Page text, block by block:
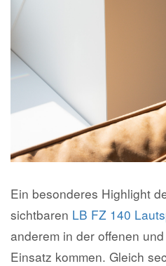
Ein besonderes Highlight
sichtbaren LB FZ 140
anderem in der offenen
Einsatz kommen. Gleich